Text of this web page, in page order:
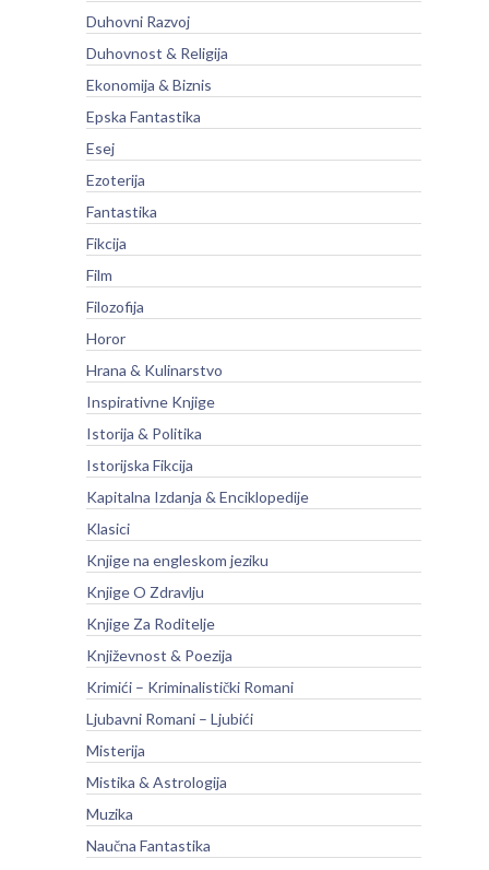
Duhovni Razvoj
Duhovnost & Religija
Ekonomija & Biznis
Epska Fantastika
Esej
Ezoterija
Fantastika
Fikcija
Film
Filozofija
Horor
Hrana & Kulinarstvo
Inspirativne Knjige
Istorija & Politika
Istorijska Fikcija
Kapitalna Izdanja & Enciklopedije
Klasici
Knjige na engleskom jeziku
Knjige O Zdravlju
Knjige Za Roditelje
Književnost & Poezija
Krimići – Kriminalistički Romani
Ljubavni Romani – Ljubići
Misterija
Mistika & Astrologija
Muzika
Naučna Fantastika